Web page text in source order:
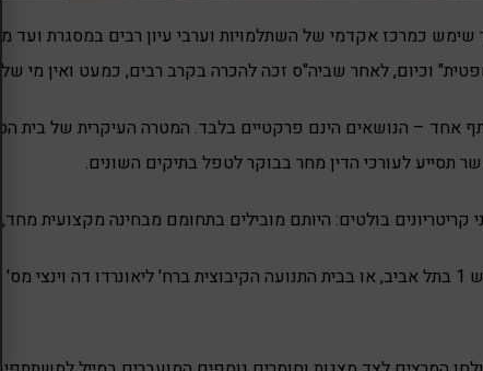
כמרכז אקדמי של השתלמויות וערבי עיון רבים במסגרת ועד
וכיום, לאחר שביה"ס זכה להכרה בקרב רבים, כמעט ואין מי
אחד – הנושאים הינם פרקטיים בלבד. המטרה העיקרית של בית
תסייע לעורכי הדין מחר בבוקר לטפל בתיקים השונים.
בולטים: היותם מובילים בתחומם מבחינה מקצועית